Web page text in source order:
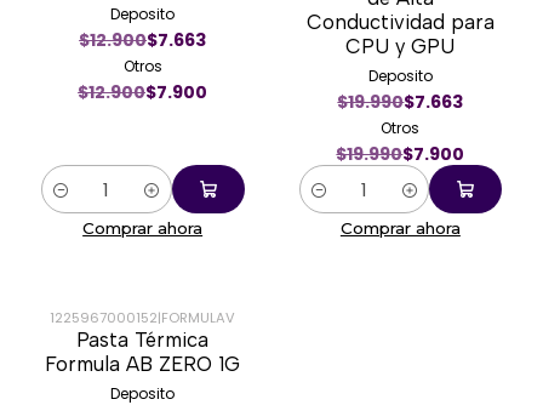
Deposito
$12.900$7.663
Otros
$12.900$7.900
Cantidad
Comprar ahora
Conductividad para
CPU y GPU
Deposito
$19.990$7.663
Otros
$19.990$7.900
Cantidad
Comprar ahora
-45%
1225967000152|FORMULAV
Pasta Térmica
Formula AB ZERO 1G
Deposito